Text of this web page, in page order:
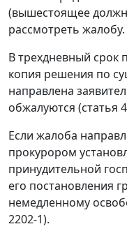
(вышестоящее
рассмотреть жалобу.
В трехдневный срок
копия решения по
направлена
обжалуются (статья
Если жалоба
прокурором
принудительной
его постановления
немедленному
2202-1).